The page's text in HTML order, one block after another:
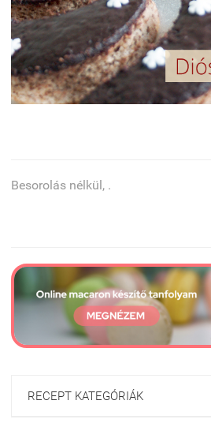
Besorolás nélkül, .
RECEPT KATEGÓRIÁK